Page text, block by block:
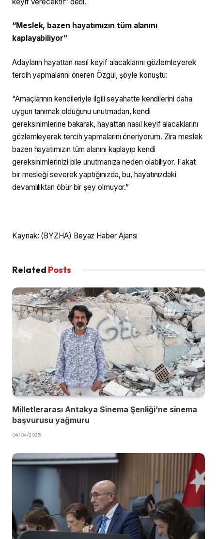
“Meslek, bazen hayatımızın tüm alanını
kaplayabiliyor”
Adayların hayattan nasıl keyif alacaklarını gözlemleyerek
tercih yapmalarını öneren Özgül, şöyle konuştu:
“Amaçlarının kendileriyle ilgili seyahatte kendilerini daha
uygun tanımak olduğunu unutmadan, kendi
gereksinimlerine bakarak, hayattan nasıl keyif alacaklarını
gözlemleyerek tercih yapmalarını öneriyorum. Zira meslek
bazen hayatımızın tüm alanını kaplayıp kendi
gereksinimlerinizi bile unutmanıza neden olabiliyor. Fakat
bir mesleği severek yaptığınızda, bu, hayatınızdaki
devamlılıktan öbür bir şey olmuyor.”
Kaynak: (BYZHA) Beyaz Haber Ajansı
Related Posts
Milletlerarası Antakya Sinema Şenliği’ne sinema
başvurusu yağmuru
04/04/2025